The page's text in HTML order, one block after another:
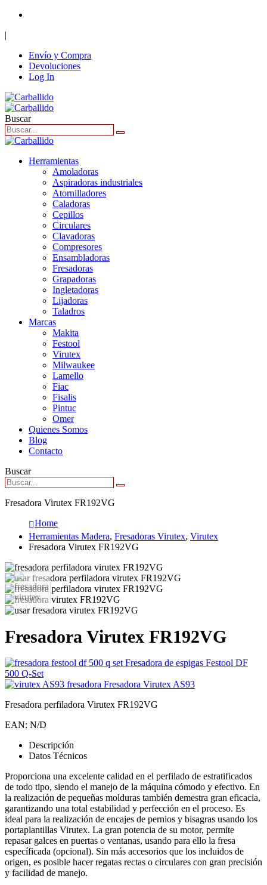
|
Envío y Compra
Devoluciones
Log In
Buscar
Herramientas
Amoladoras
Aspiradoras industriales
Atornilladores
Caladoras
Cepillos
Circulares
Clavadoras
Compresores
Ensambladoras
Fresadoras
Grapadoras
Ingletadoras
Lijadoras
Taladros
Marcas
Makita
Festool
Virutex
Milwaukee
Lamello
Fiac
Fisalis
Pintuc
Omer
Quienes Somos
Blog
Contacto
Buscar
Fresadora Virutex FR192VG
Home
Herramientas Madera, Fresadoras Virutex, Virutex
Fresadora Virutex FR192VG
Fresadora Virutex FR192VG
Fresadora de espigas Festool DF
500 Q-Set
Fresadora Virutex AS93
Fresadora perfiladora Virutex FR192VG
EAN: N/D
Descripción
Datos Técnicos
Proporciona una excelente calidad en el perfilado de estratificados
de todo tipo, siendo el manejo de la máquina cómodo y efectivo. En
la realización de pequeñas molduras también demestra gran eficacia,
garantizando una total estabilidad y perfección en el proceso. Es
ideal para la realización de encajes de pernios y bisagras usando los
portaplantillas Virutex. La gran potencia de su motor, permite
repasar galces en puertas o ventanas, usando para ello la fresa
específicada (opcional). Sin más accesorios que los incluidos de
origen, es posible hacer regatas rectas o circulares con gran precisión
y facilidad de manejo.